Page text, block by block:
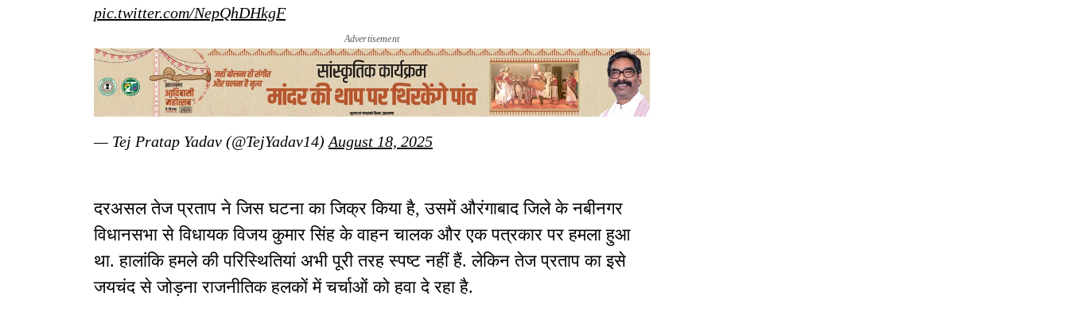
pic.twitter.com/NepQhDHkgF
Advertisement
— Tej Pratap Yadav (@TejYadav14) August 18, 2025
दरअसल तेज प्रताप ने जिस घटना का जिक्र किया है, उसमें औरंगाबाद जिले के नबीनगर
विधानसभा से विधायक विजय कुमार सिंह के वाहन चालक और एक पत्रकार पर हमला हुआ
था. हालांकि हमले की परिस्थितियां अभी पूरी तरह स्पष्ट नहीं हैं. लेकिन तेज प्रताप का इसे
जयचंद से जोड़ना राजनीतिक हलकों में चर्चाओं को हवा दे रहा है.